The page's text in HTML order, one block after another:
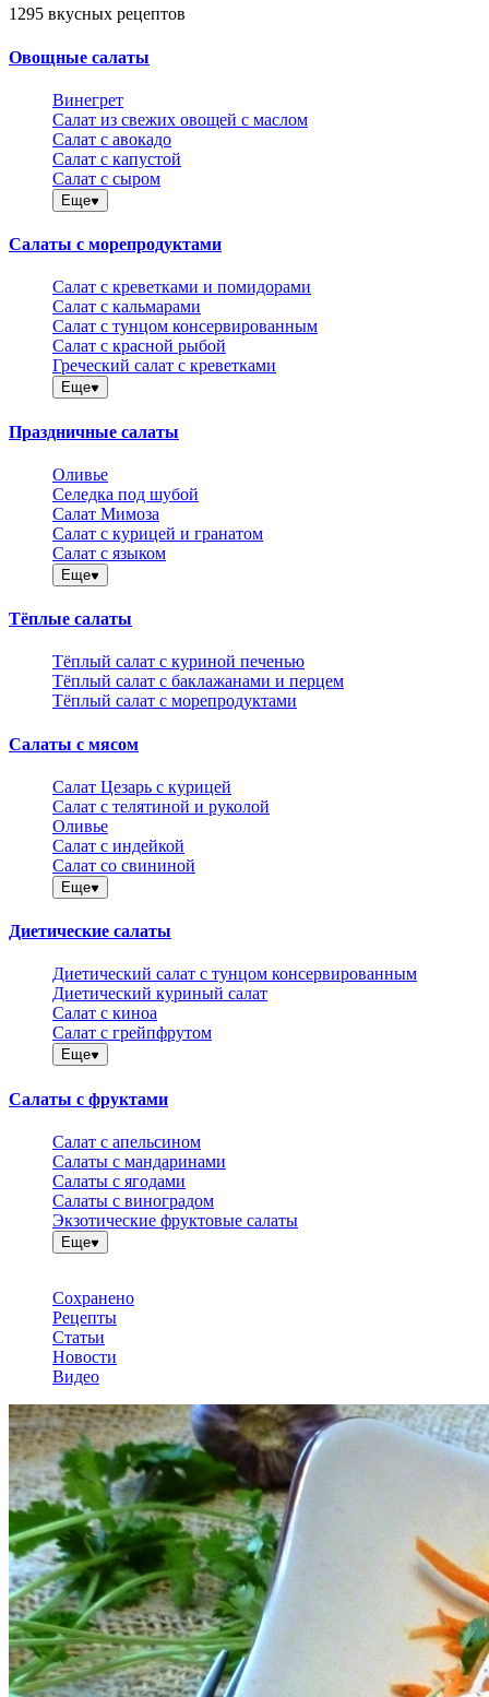
1295 вкусных рецептов
Овощные салаты
Винегрет
Салат из свежих овощей с маслом
Салат с авокадо
Салат с капустой
Салат с сыром
Еще
Салаты с морепродуктами
Салат с креветками и помидорами
Салат с кальмарами
Салат с тунцом консервированным
Салат с красной рыбой
Греческий салат с креветками
Еще
Праздничные салаты
Оливье
Селедка под шубой
Салат Мимоза
Салат с курицей и гранатом
Салат с языком
Еще
Тёплые салаты
Тёплый салат с куриной печенью
Тёплый салат с баклажанами и перцем
Тёплый салат с морепродуктами
Салаты с мясом
Салат Цезарь с курицей
Салат с телятиной и руколой
Оливье
Салат с индейкой
Салат со свининой
Еще
Диетические салаты
Диетический салат с тунцом консервированным
Диетический куриный салат
Салат с киноа
Салат с грейпфрутом
Еще
Салаты с фруктами
Салат с апельсином
Салаты с мандаринами
Салаты с ягодами
Салаты с виноградом
Экзотические фруктовые салаты
Еще
Сохранено
Рецепты
Статьи
Новости
Видео